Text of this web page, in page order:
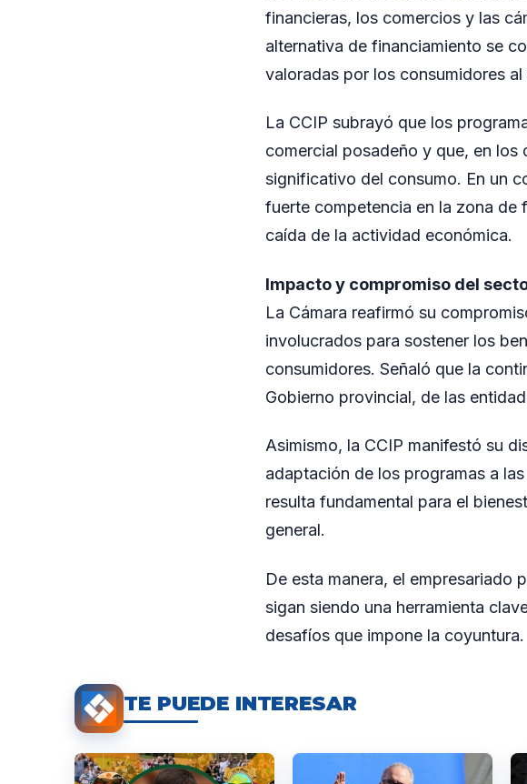
financieras, los comercios y las
alternativa de financiamiento se
valoradas por los consumidores
La CCIP subrayó que los
comercial posadeño y que, en los
significativo del consumo. En un
fuerte competencia en la zona de
caída de la actividad económica.
Impacto y compromiso del
La Cámara reafirmó su
involucrados para sostener los
consumidores. Señaló que la
Gobierno provincial, de las
Asimismo, la CCIP manifestó su
adaptación de los programas a
resulta fundamental para el
general.
De esta manera, el empresariado
sigan siendo una herramienta
desafíos que impone la coyuntura.
TE PUEDE INTERESAR